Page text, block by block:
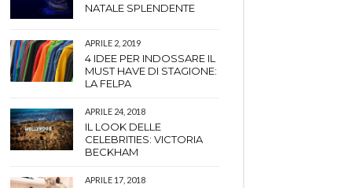
NATALE SPLENDENTE
APRILE 2, 2019
4 IDEE PER INDOSSARE IL
MUST HAVE DI STAGIONE:
LA FELPA
APRILE 24, 2018
IL LOOK DELLE
CELEBRITIES: VICTORIA
BECKHAM
APRILE 17, 2018